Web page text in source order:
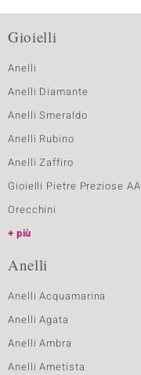
Gioielli
Anelli
Anelli Diamante
Anelli Smeraldo
Anelli Rubino
Anelli Zaffiro
Gioielli Pietre Preziose
Orecchini
più
Anelli
Anelli Acquamarina
Anelli Agata
Anelli Ambra
Anelli Ametista